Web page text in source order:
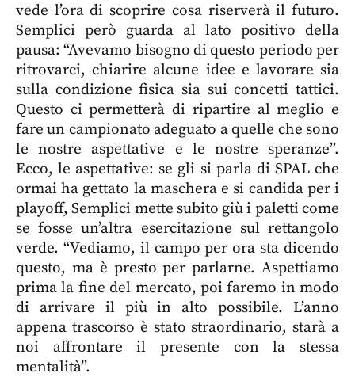
vede l’ora di scoprire cosa riserverà il futuro.
Semplici però guarda al lato positivo della
pausa: “Avevamo bisogno di questo periodo per
ritrovarci, chiarire alcune idee e lavorare sia
sulla condizione fisica sia sui concetti tattici.
Questo ci permetterà di ripartire al meglio e
fare un campionato adeguato a quelle che sono
le nostre aspettative e le nostre speranze”.
Ecco, le aspettative: se gli si parla di SPAL che
ormai ha gettato la maschera e si candida per i
playoff, Semplici mette subito giù i paletti come
se fosse un’altra esercitazione sul rettangolo
verde. “Vediamo, il campo per ora sta dicendo
questo, ma è presto per parlarne. Aspettiamo
prima la fine del mercato, poi faremo in modo
di arrivare il più in alto possibile. L’anno
appena trascorso è stato straordinario, starà a
noi affrontare il presente con la stessa
mentalità”.